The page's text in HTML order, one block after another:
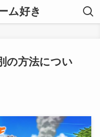
ム好き
の方法につい